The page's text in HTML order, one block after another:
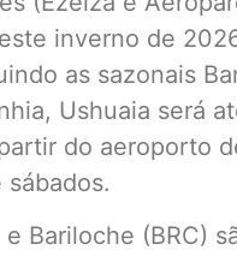
inverno de
as sazonais
Ushuaia será
do aeroporto
Bariloche (BRC)